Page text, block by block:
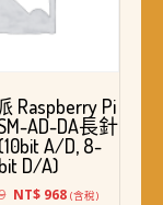
Raspberry Pi
AD-DA長針
A/D, 8-
D/A)
原
NT$ 968目(含稅)